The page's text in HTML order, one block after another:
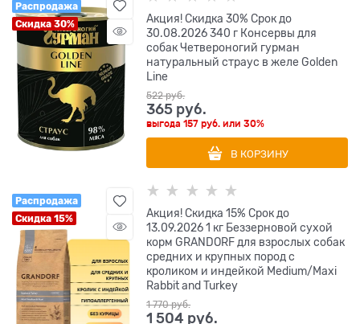
Распродажа
Скидка 30%
Акция! Скидка 30% Срок до
30.08.2026 340 г Консервы для
собак Четвероногий гурман
натуральный страус в желе Golden
Line
522 руб.
365 руб.
выгода157 руб. или30%
В КОРЗИНУ
Распродажа
Скидка 15%
Акция! Скидка 15% Срок до
13.09.2026 1 кг Беззерновой cухой
корм GRANDORF для взрослых собак
средних и крупных пород с
кроликом и индейкой Medium/Maxi
Rabbit and Turkey
1 770 руб.
1 504 руб.